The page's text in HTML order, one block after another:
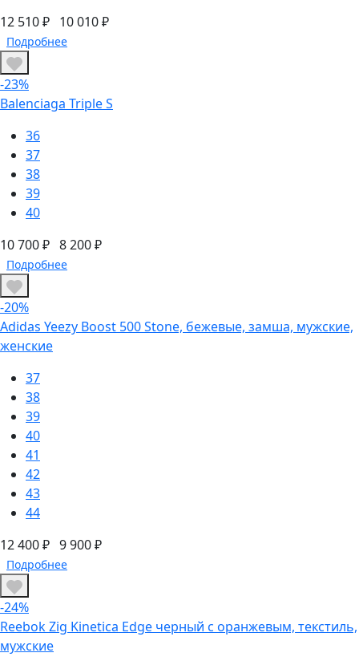
12 510 ₽ 10 010 ₽
Подробнее
-23%
Balenciaga Triple S
36
37
38
39
40
10 700 ₽ 8 200 ₽
Подробнее
-20%
Adidas Yeezy Boost 500 Stone, бежевые, замша, мужские,
женские
37
38
39
40
41
42
43
44
12 400 ₽ 9 900 ₽
Подробнее
-24%
Reebok Zig Kinetica Edge черный с оранжевым, текстиль,
мужские